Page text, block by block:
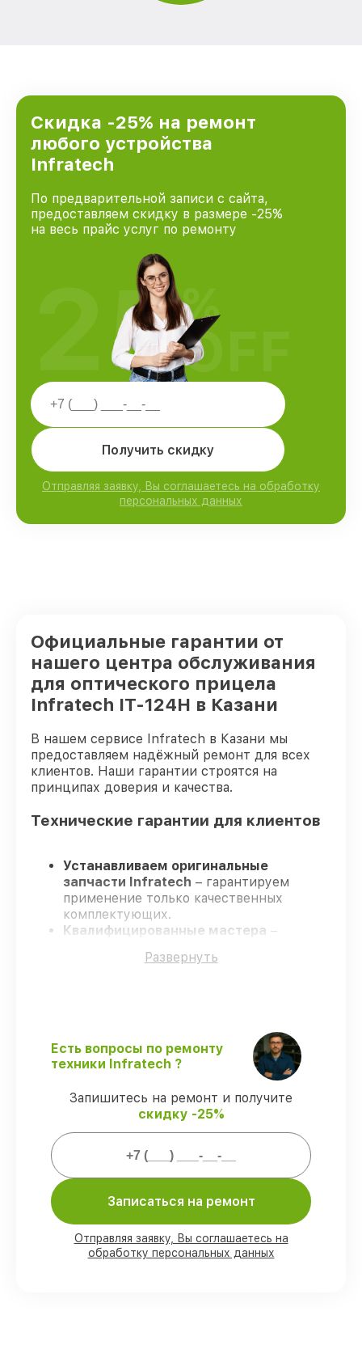
Скидка -25% на ремонт
любого устройства
Infratech
По предварительной записи с сайта,
предоставляем скидку в размере -25%
на весь прайс услуг по ремонту
Получить скидку
Отправляя заявку, Вы соглашаетесь на обработку
персональных данных
25%
OFF
Официальные гарантии от
нашего центра обслуживания
для оптического прицела
Infratech IT-124Н в Казани
В нашем сервисе Infratech в Казани мы
предоставляем надёжный ремонт для всех
клиентов. Наши гарантии строятся на
принципах доверия и качества.
Технические гарантии для клиентов
Устанавливаем оригинальные
запчасти Infratech – гарантируем
применение только качественных
комплектующих.
Квалифицированные мастера –
гарантирует качество выполняемых
Поддержка после ремонта
– все все
виды ремонта защищены официальной
Мы гарантируем:
присутствии
комплектующих Infratech есть в
наличии в мастерской или на складе в
Казани, остальные поступают
оперативно
Развернуть
Есть вопросы по ремонту
техники Infratech ?
Запишитесь на ремонт и получите
скидку -25%
Записаться на ремонт
Отправляя заявку, Вы соглашаетесь на
обработку персональных данных